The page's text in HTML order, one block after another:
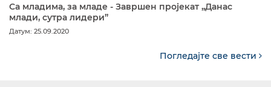
Са младима, за младе - Завршен пројекат „Данас
млади, сутра лидери”
Датум: 25.09.2020
Погледајте све вести